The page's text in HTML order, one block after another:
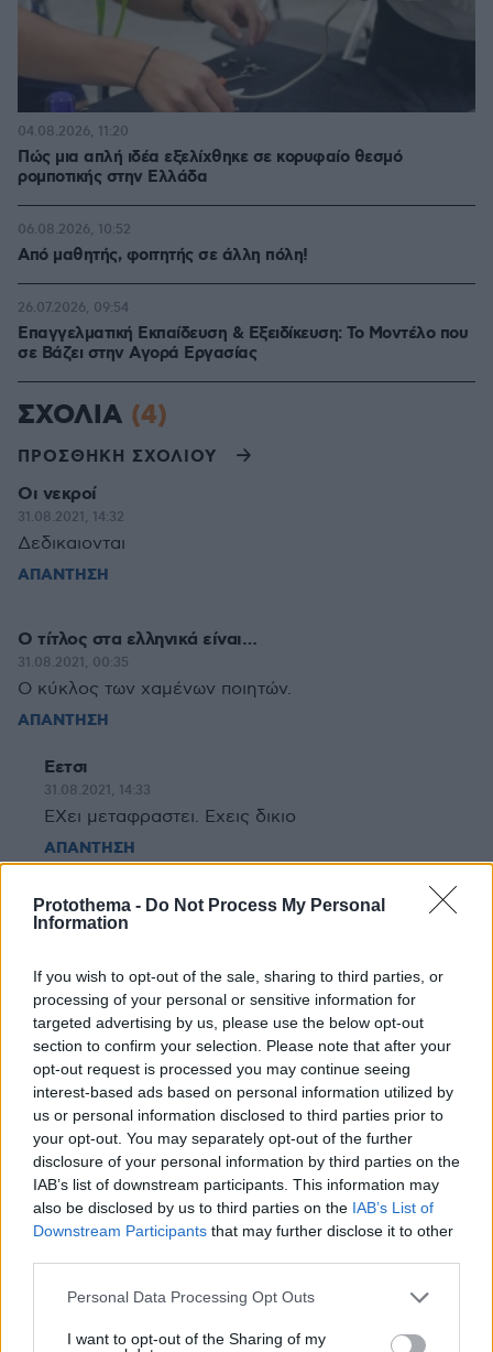
Protothema - Do Not Process My Personal
Information
If you wish to opt-out of the sale, sharing to third parties, or
processing of your personal or sensitive information for
targeted advertising by us, please use the below opt-out
section to confirm your selection. Please note that after your
opt-out request is processed you may continue seeing
interest-based ads based on personal information utilized by
us or personal information disclosed to third parties prior to
your opt-out. You may separately opt-out of the further
disclosure of your personal information by third parties on the
IAB’s list of downstream participants. This information may
also be disclosed by us to third parties on the IAB’s List of
Downstream Participants that may further disclose it to other
Please note that this website/app uses one or more Google
not limited to your visit or usage behaviour. You may click to
Personal Data Processing Opt Outs
I want to opt-out of the Sharing of my
Πώς μια απλή ιδέα εξελίχθηκε σε κορυφαίο θεσμό
ρομποτικής στην Ελλάδα
04.08.2026, 11:20
Από μαθητής, φοιτητής σε άλλη πόλη!
06.08.2026, 10:52
Επαγγελματική Εκπαίδευση & Εξειδίκευση: Το Mοντέλο που
σε Bάζει στην Aγορά Eργασίας
26.07.2026, 09:54
ΣΧΟΛΙΑ (4)
ΠΡΟΣΘΗΚΗ ΣΧΟΛΙΟΥ
Οι νεκροί
31.08.2021, 14:32
Δεδικαιονται
ΑΠΑΝΤΗΣΗ
Ο τίτλος στα ελληνικά είναι…
31.08.2021, 00:35
Ο κύκλος των χαμένων ποιητών.
ΑΠΑΝΤΗΣΗ
Εετσι
31.08.2021, 14:33
ΕΧει μεταφραστει. Εχεις δικιο
ΑΠΑΝΤΗΣΗ
Εξωγήινος του Υμηττού
λουτρόπολη. Πως λέμε Καμένα Βούρλα? Ε, καμία
σχέση. Πολύ όμορφη πόλη, να πάτε. Καλοί ηθοποιοί
και οι δύο, προφανώς. Τώρα, 565.000 χρόνια μετά,
θυμήθηκε ο Ίθαν Χοκ και λέει [...]...
ΑΠΑΝΤΗΣΗ
ΠΡΟΣΘΗΚΗ ΣΧΟΛΙΟΥ
ΌΝΟΜΑ *
EMAIL